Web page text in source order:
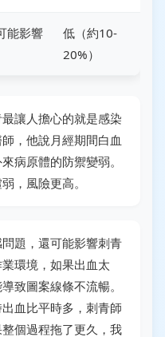
能影響
低（約10-
20%）
讓人擔心的就是感染
，他說月經期間白血
病原體的防禦變弱。
，風險更高。
題，還可能影響刺青
環境，如果出血太
致圖案線條不流暢。
血比平時多，刺青師
個過程拖了更久，我